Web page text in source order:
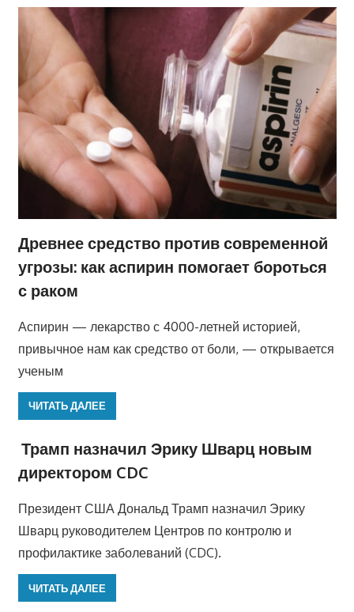
Древнее средство против современной
угрозы: как аспирин помогает бороться
с раком
Аспирин — лекарство с 4000-летней историей,
привычное нам как средство от боли, — открывается
ученым
ЧИТАТЬ ДАЛЕЕ
Трамп назначил Эрику Шварц новым
директором CDC
Президент США Дональд Трамп назначил Эрику
Шварц руководителем Центров по контролю и
профилактике заболеваний (CDC).
ЧИТАТЬ ДАЛЕЕ